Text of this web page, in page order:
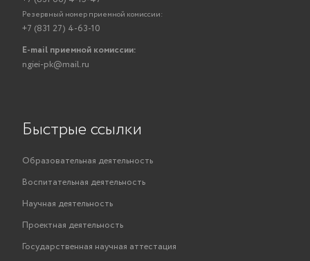
Резервный номер приемной комиссии:
+7 (831 27) 4-63-10
E-mail приемной комиссии:
ngiei-pk@mail.ru
Быстрые ссылки
Образовательная деятельность
Воспитательная деятельность
Научная деятельность
Проектная деятельность
Государственная научная аттестация